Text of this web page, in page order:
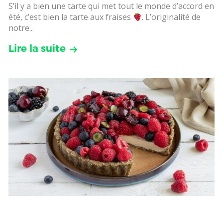
S’il y a bien une tarte qui met tout le monde d’accord en
été, c’est bien la tarte aux fraises
. L’originalité de
notre...
Lire la suite